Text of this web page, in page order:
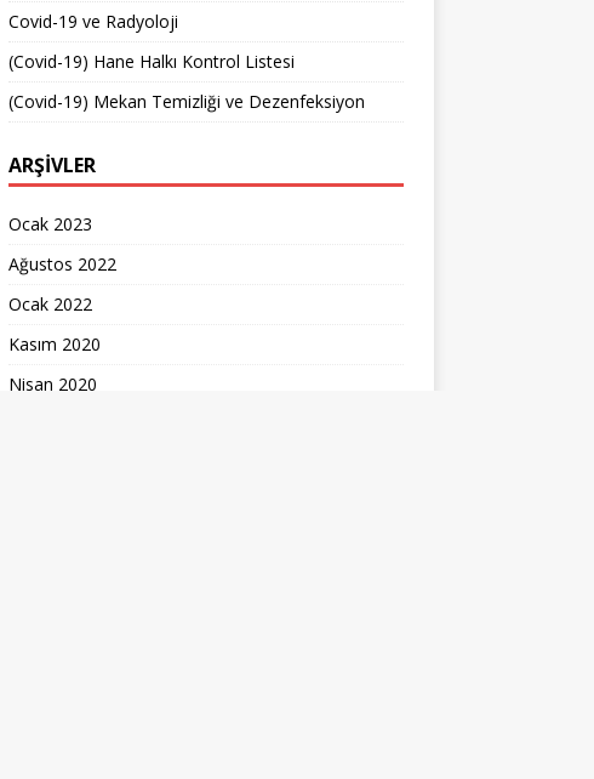
Covid-19 ve Radyoloji
(Covid-19) Hane Halkı Kontrol Listesi
(Covid-19) Mekan Temizliği ve Dezenfeksiyon
ARŞIVLER
Ocak 2023
Ağustos 2022
Ocak 2022
Kasım 2020
Nisan 2020